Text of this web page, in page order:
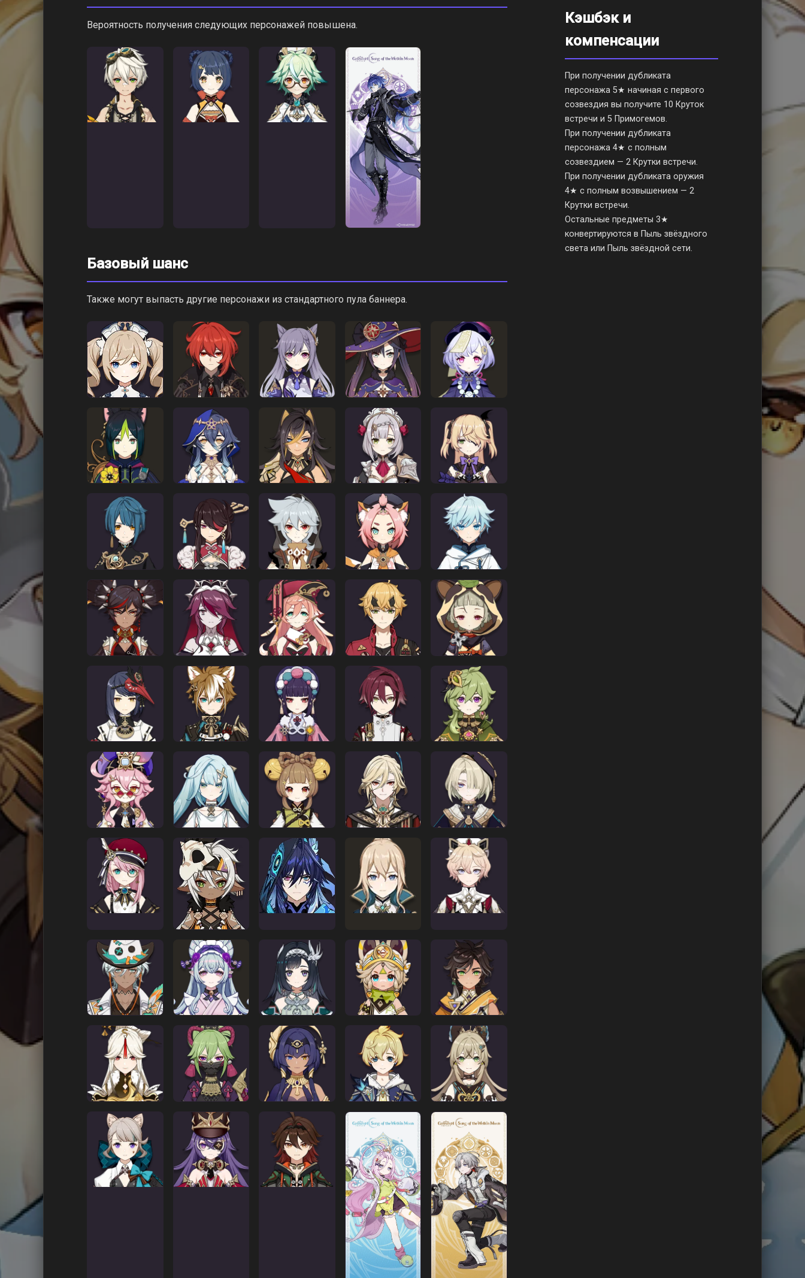
Вероятность получения следующих персонажей повышена.
Базовый шанс
Также могут выпасть другие персонажи из стандартного пула баннера.
Кэшбэк и
компенсации
При получении дубликата
персонажа 5★ начиная с первого
созвездия вы получите 10 Круток
встречи и 5 Примогемов.
При получении дубликата
персонажа 4★ с полным
созвездием — 2 Крутки встречи.
При получении дубликата оружия
4★ с полным возвышением — 2
Крутки встречи.
Остальные предметы 3★
конвертируются в Пыль звёздного
света или Пыль звёздной сети.